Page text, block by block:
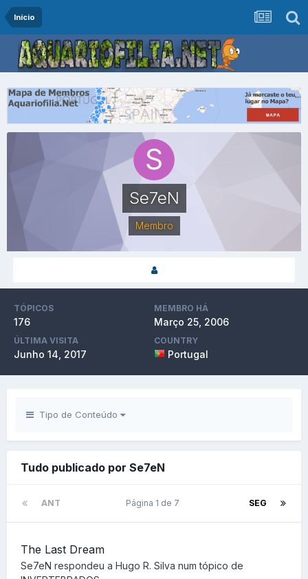
Início
Se7eN
Membro
TÓPICOS
176
MEMBRO HÁ
Março 25, 2006
ÚLTIMA VISITA
Junho 14, 2017
COUNTRY
Portugal
Tipo de Conteúdo
Tudo publicado por Se7eN
ANT SEG
Página 1 de 7
The Last Dream
Se7eN respondeu a Hugo R. Silva num tópico de